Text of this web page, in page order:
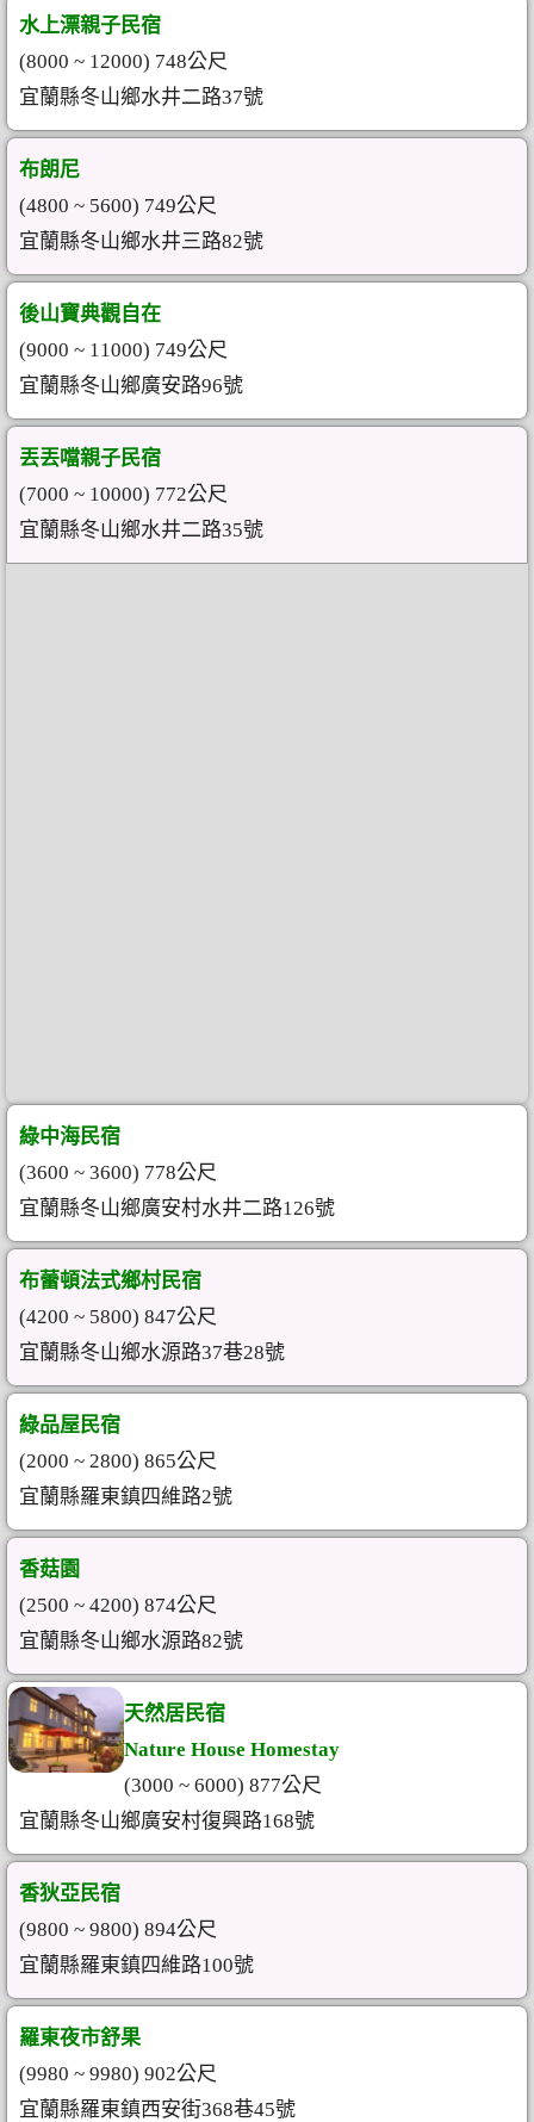
水上漂親子民宿
(8000 ~ 12000) 748公尺
宜蘭縣冬山鄉水井二路37號
布朗尼
(4800 ~ 5600) 749公尺
宜蘭縣冬山鄉水井三路82號
後山寶典觀自在
(9000 ~ 11000) 749公尺
宜蘭縣冬山鄉廣安路96號
丟丟噹親子民宿
(7000 ~ 10000) 772公尺
宜蘭縣冬山鄉水井二路35號
綠中海民宿
(3600 ~ 3600) 778公尺
宜蘭縣冬山鄉廣安村水井二路126號
布蕾頓法式鄉村民宿
(4200 ~ 5800) 847公尺
宜蘭縣冬山鄉水源路37巷28號
綠品屋民宿
(2000 ~ 2800) 865公尺
宜蘭縣羅東鎮四維路2號
香菇園
(2500 ~ 4200) 874公尺
宜蘭縣冬山鄉水源路82號
天然居民宿
Nature House Homestay
(3000 ~ 6000) 877公尺
宜蘭縣冬山鄉廣安村復興路168號
香狄亞民宿
(9800 ~ 9800) 894公尺
宜蘭縣羅東鎮四維路100號
羅東夜市舒果
(9980 ~ 9980) 902公尺
宜蘭縣羅東鎮西安街368巷45號